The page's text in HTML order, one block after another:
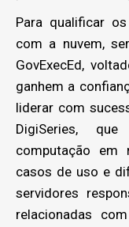
Para qualificar
com a nuvem,
GovExecEd,
ganhem a
liderar com
DigiSeries,
computação em
casos de uso e
servidores
relacionadas